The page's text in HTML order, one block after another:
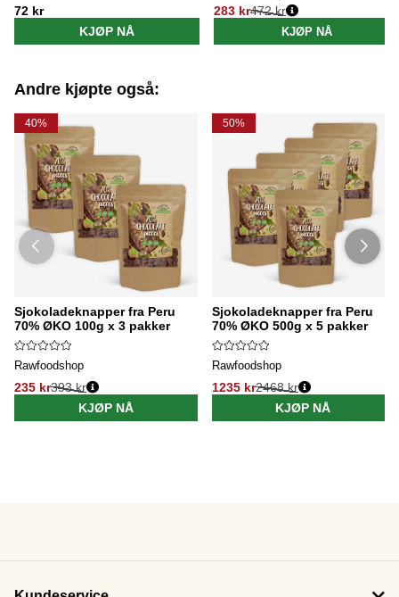
72 kr
KJØP NÅ
283 kr
Vanlig pris:
472 kr
KJØP NÅ
Andre kjøpte også:
40%
Sjokoladeknapper fra Peru
70% ØKO 100g x 3 pakker
Rawfoodshop
235 kr393 kr
KJØP NÅ
50%
Sjokoladeknapper fra Peru
70% ØKO 500g x 5 pakker
Rawfoodshop
1235 kr2468 kr
KJØP NÅ